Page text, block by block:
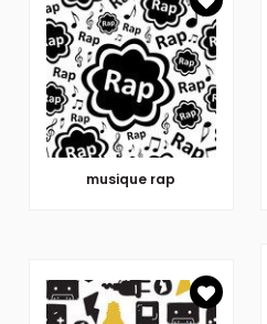
musique rap